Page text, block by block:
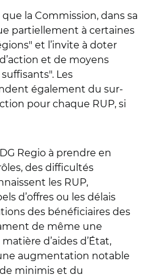
la Commission, dans sa
partiellement à certaines
et l’invite à doter
et de moyens
Les
également du sur-
pour chaque RUP, si
Regio à prendre en
des difficultés
les RUP,
d’offres ou les délais
des bénéficiaires des
de même une
d’aides d’État,
augmentation notable
minimis et du